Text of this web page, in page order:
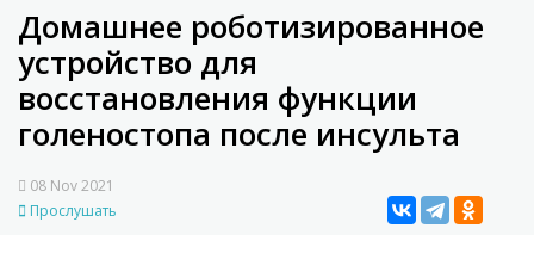
Домашнее роботизированное
устройство для
восстановления функции
голеностопа после инсульта
08 Nov 2021
Прослушать